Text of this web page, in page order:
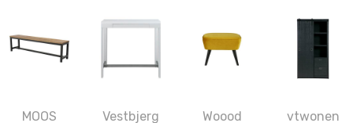
MOOS
Vestbjerg
Woood
vtwonen